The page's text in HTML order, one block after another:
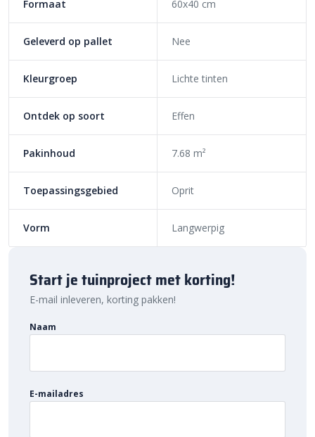
Formaat 60x40 cm
Geleverd op pallet Nee
Kleurgroep Lichte tinten
Ontdek op soort Effen
Pakinhoud 7.68 m²
Toepassingsgebied Oprit
Vorm Langwerpig
Start je tuinproject met korting!
E-mail inleveren, korting pakken!
Naam
E-mailadres